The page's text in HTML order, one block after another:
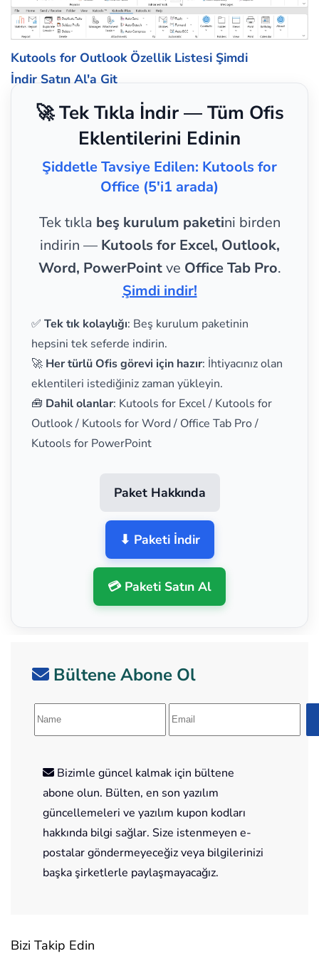
Kutools for Outlook Özellik Listesi Şimdi
İndir Satın Al'a Git
🚀 Tek Tıkla İndir — Tüm Ofis
Eklentilerini Edinin
Şiddetle Tavsiye Edilen: Kutools for
Office (5'i1 arada)
Tek tıkla beş kurulum paketini birden
indirin — Kutools for Excel, Outlook,
Word, PowerPointve Office Tab Pro.
Şimdi indir!
✅ Tek tık kolaylığı: Beş kurulum paketinin
hepsini tek seferde indirin.
🚀 Her türlü Ofis görevi için hazır: İhtiyacınız olan
eklentileri istediğiniz zaman yükleyin.
🧰 Dahil olanlar: Kutools for Excel / Kutools for
Outlook / Kutools for Word / Office Tab Pro /
Kutools for PowerPoint
Paket Hakkında
⬇ Paketi İndir
💳 Paketi Satın Al
Bültene Abone Ol
Bizimle güncel kalmak için bültene
abone olun. Bülten, en son yazılım
güncellemeleri ve yazılım kupon kodları
hakkında bilgi sağlar. Size istenmeyen e-
postalar göndermeyeceğiz veya bilgilerinizi
başka şirketlerle paylaşmayacağız.
Bizi Takip Edin